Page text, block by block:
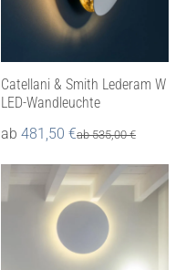
Catellani & Smith Lederam W
LED-Wandleuchte
ab 481,50 €ab535,00€